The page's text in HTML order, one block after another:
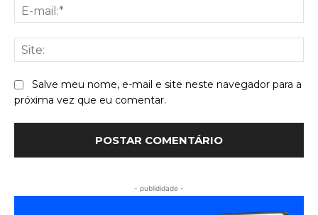
Salve meu nome, e-mail e site neste navegador para a
próxima vez que eu comentar.
- publididade -